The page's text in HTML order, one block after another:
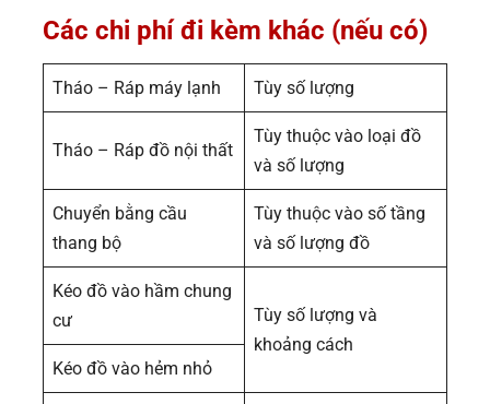
Các chi phí đi kèm khác (nếu có)
Tháo – Ráp máy lạnh Tùy số lượng
Tháo – Ráp đồ nội thất
Tùy thuộc vào loại đồ
và số lượng
Chuyển bằng cầu
thang bộ
Tùy thuộc vào số tầng
và số lượng đồ
Kéo đồ vào hầm chung
cư
Tùy số lượng và
khoảng cách
Kéo đồ vào hẻm nhỏ